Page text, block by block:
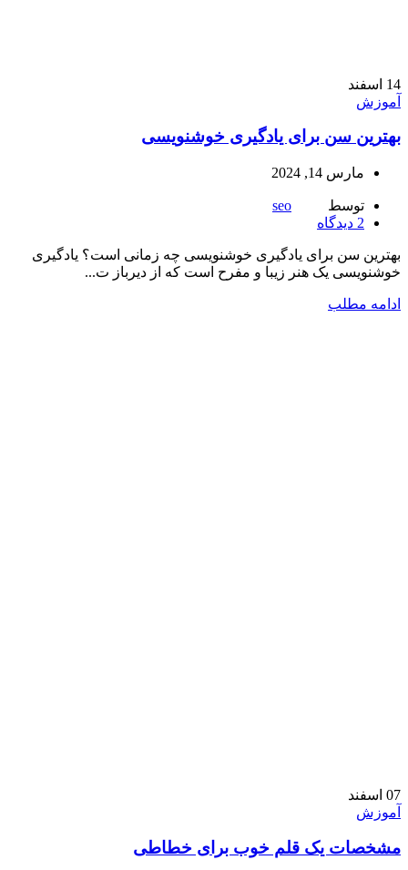
14 اسفند
آموزش
بهترین سن برای یادگیری خوشنویسی
مارس 14, 2024
توسط
seo
2 دیدگاه
بهترین سن برای یادگیری خوشنویسی چه زمانی است؟ یادگیری
خوشنویسی یک هنر زیبا و مفرح است که از دیرباز ت...
ادامه مطلب
07 اسفند
آموزش
مشخصات یک قلم خوب برای خطاطی